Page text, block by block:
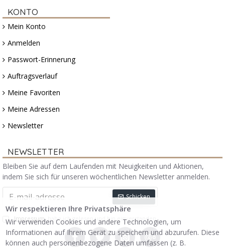
KONTO
Mein Konto
Anmelden
Passwort-Erinnerung
Auftragsverlauf
Meine Favoriten
Meine Adressen
Newsletter
NEWSLETTER
Bleiben Sie auf dem Laufenden mit Neuigkeiten und Aktionen,
indem Sie sich für unseren wöchentlichen Newsletter anmelden.
Schicken
Impressum habe ich gelesen und bin einverstanden.
Wir respektieren Ihre Privatsphäre
Wir verwenden Cookies und andere Technologien, um
Informationen auf Ihrem Gerät zu speichern und abzurufen. Diese
können auch personenbezogene Daten umfassen (z. B.